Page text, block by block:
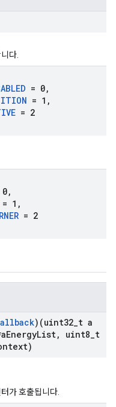
다.
= 0,
= 1 ,
= 2
,
= 1 ,
= 2
)(uint32 t a
EnergyList, uint8 t
가 호출됩니다.